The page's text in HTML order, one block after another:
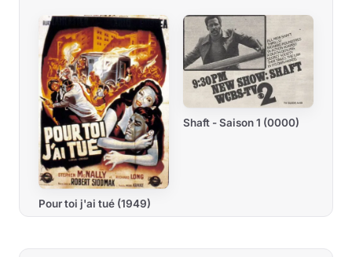
Pour toi j'ai tué (1949)
Shaft - Saison 1 (0000)